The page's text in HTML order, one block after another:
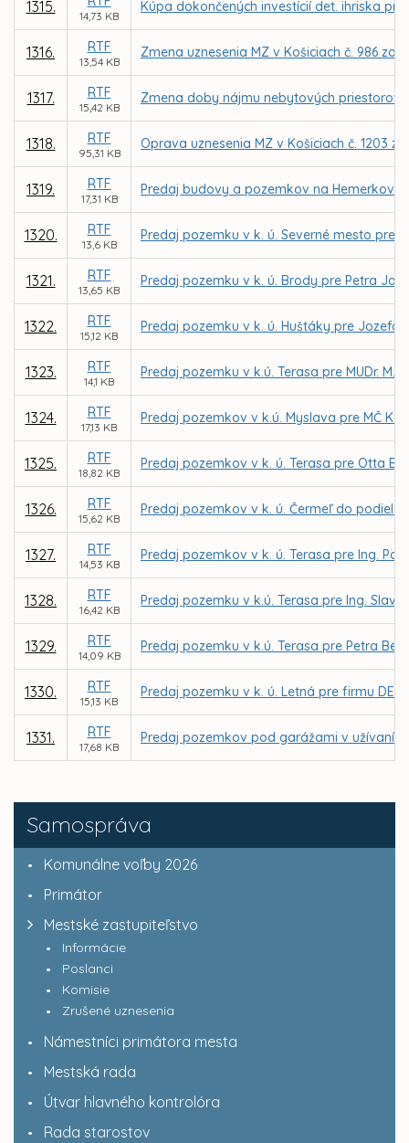
Samospráva
Komunálne voľby 2026
Primátor
Mestské zastupiteľstvo
Informácie
Poslanci
Komisie
Zrušené uznesenia
Námestníci primátora mesta
Mestská rada
Útvar hlavného kontrolóra
Rada starostov
1315.
14,73 KB
Kúpa dokončených investícií det. ihriska
1316. RTF
13,54 KB
Zmena uznesenia MZ v Košiciach č. 986 zo
1317. RTF
15,42 KB
Zmena doby nájmu nebytových priestorov
1318. RTF
95,31 KB
Oprava uznesenia MZ v Košiciach č. 1203
1319. RTF
17,31 KB
Predaj budovy a pozemkov na
1320. RTF
13,6 KB
Predaj pozemku v k. ú. Severné mesto pre
1321. RTF
13,65 KB
Predaj pozemku v k. ú. Brody pre Petra
1322. RTF
15,12 KB
Predaj pozemku v k. ú. Huštáky pre Jozefa
1323. RTF
14,1 KB
Predaj pozemku v k.ú. Terasa pre MUDr.
1324. RTF
17,13 KB
Predaj pozemkov v k.ú. Myslava pre MČ
1325. RTF
18,82 KB
Predaj pozemkov v k. ú. Terasa pre Otta
1326. RTF
15,62 KB
Predaj pozemkov v k. ú. Čermeľ do
1327. RTF
14,53 KB
Predaj pozemkov v k. ú. Terasa pre Ing.
1328. RTF
16,42 KB
Predaj pozemku v k.ú. Terasa pre Ing.
1329. RTF
14,09 KB
Predaj pozemku v k.ú. Terasa pre Petra
1330. RTF
15,13 KB
Predaj pozemku v k. ú. Letná pre firmu
1331. RTF
17,68 KB
Predaj pozemkov pod garážami v užívaní